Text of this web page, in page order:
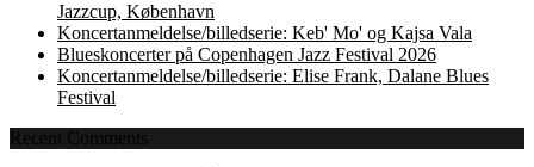
Jazzcup, København
Koncertanmeldelse/billedserie: Keb' Mo' og Kajsa Vala
Blueskoncerter på Copenhagen Jazz Festival 2026
Koncertanmeldelse/billedserie: Elise Frank, Dalane Blues
Festival
Recent Comments